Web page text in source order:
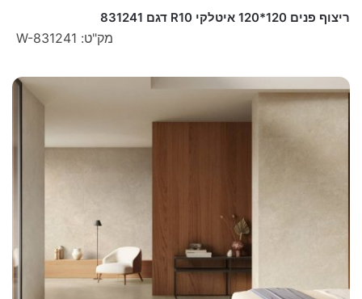
ריצוף פנים 120*120 איטלקי R10 דגם 831241
מק"ט: W-831241